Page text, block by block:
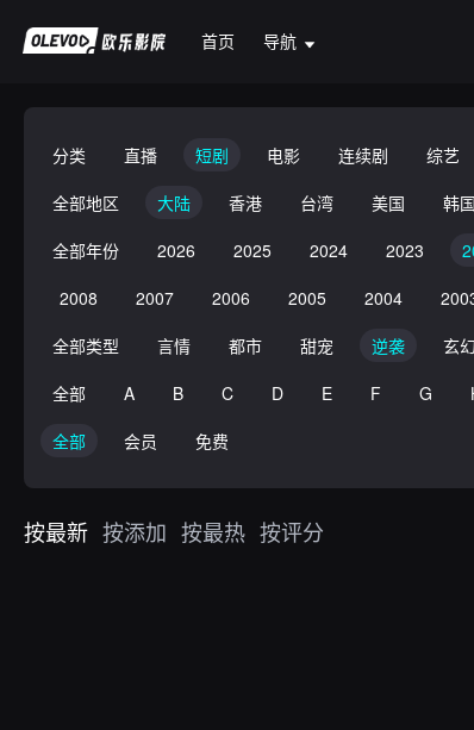
首页 导航
分类 直播 短剧 电影 连续剧 综艺
全部地区
大陆 香港 台湾 美国 韩国
全部年份
2026 2025 2024 2023
2008
2007 2006 2005 2004
全部类型
言情 都市 甜宠 逆袭 玄幻
全部
A B C D E F G
全部
会员 免费
按最新 按添加 按最热 按评分